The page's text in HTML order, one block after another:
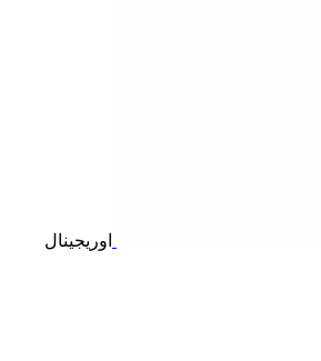
اوریجینال